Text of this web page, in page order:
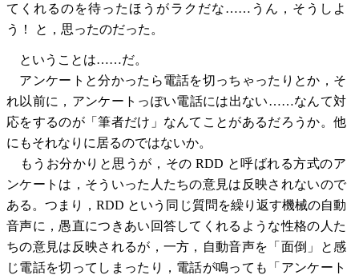
てくれるのを待ったほうがラクだな……うん，そうしよ
う！ と，思ったのだった。
ということは……だ。
アンケートと分かったら電話を切っちゃったりとか，そ
れ以前に，アンケートっぽい電話には出ない……なんて対
応をするのが「筆者だけ」なんてことがあるだろうか。他
にもそれなりに居るのではないか。
もうお分かりと思うが，その RDD と呼ばれる方式のア
ンケートは，そういった人たちの意見は反映されないので
ある。つまり，RDD という同じ質問を繰り返す機械の自動
音声に，愚直につきあい回答してくれるような性格の人た
ちの意見は反映されるが，一方，自動音声を「面倒」と感
じ電話を切ってしまったり，電話が鳴っても「アンケート